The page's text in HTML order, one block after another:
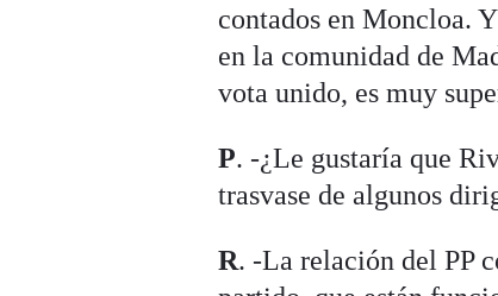
contados en Moncloa.
en la comunidad de
vota unido, es muy
P. -¿Le gustaría que
trasvase de algunos
R. -La relación del PP